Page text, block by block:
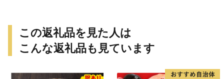
ず【uot773A】
この返礼品を見た人は
こんな返礼品も見ています